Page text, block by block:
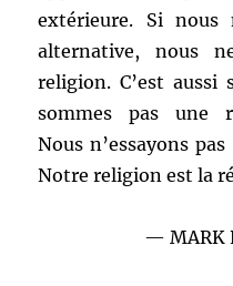
extérieure. Si nous
alternative, nous
religion. C’est aussi
sommes pas une
Nous n’essayons
Notre religion est la
— MARK